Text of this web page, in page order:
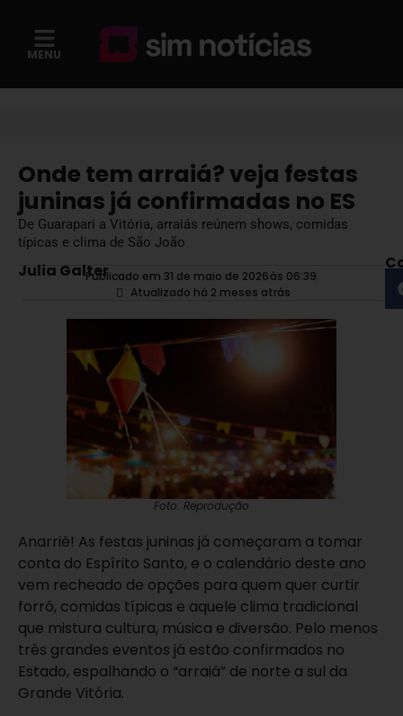
MENU
Onde tem arraiá? veja festas
juninas já confirmadas no ES
De Guarapari a Vitória, arraiás reúnem shows, comidas
típicas e clima de São João
Julia GalterPublicado em 31 de maio de 2026às 06:39
Atualizado há 2 meses atrás
Foto: Reprodução
Anarriê! As festas juninas já começaram a tomar
conta do Espírito Santo, e o calendário deste ano
vem recheado de opções para quem quer curtir
forró, comidas típicas e aquele clima tradicional
que mistura cultura, música e diversão. Pelo menos
três grandes eventos já estão confirmados no
Estado, espalhando o “arraiá” de norte a sul da
Grande Vitória.